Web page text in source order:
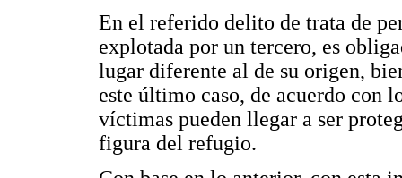
En el referido delito de trata de
explotada por un tercero, es
lugar diferente al de su origen,
este último caso, de acuerdo con
víctimas pueden llegar a ser
figura del refugio.